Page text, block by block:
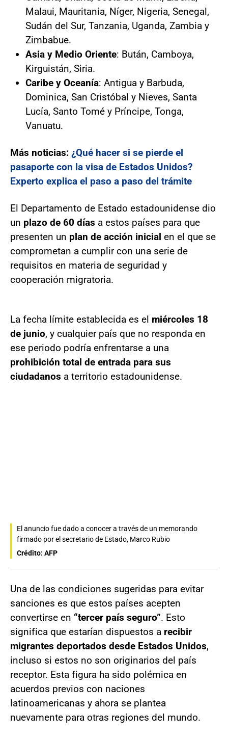
Malaui, Mauritania, Níger, Nigeria, Senegal,
Sudán del Sur, Tanzania, Uganda, Zambia y
Zimbabue.
Asia y Medio Oriente: Bután, Camboya,
Kirguistán, Siria.
Caribe y Oceanía: Antigua y Barbuda,
Dominica, San Cristóbal y Nieves, Santa
Lucía, Santo Tomé y Príncipe, Tonga,
Vanuatu.
Más noticias: ¿Qué hacer si se pierde el
pasaporte con la visa de Estados Unidos?
Experto explica el paso a paso del trámite
El Departamento de Estado estadounidense dio
un plazo de 60 días a estos países para que
presenten un plan de acción inicial en el que se
comprometan a cumplir con una serie de
requisitos en materia de seguridad y
cooperación migratoria.
La fecha límite establecida es el miércoles 18
de junio, y cualquier país que no responda en
ese periodo podría enfrentarse a una
prohibición total de entrada para sus
ciudadanos a territorio estadounidense.
El anuncio fue dado a conocer a través de un memorando
firmado por el secretario de Estado, Marco Rubio
Crédito: AFP
Una de las condiciones sugeridas para evitar
sanciones es que estos países acepten
convertirse en “tercer país seguro”. Esto
significa que estarían dispuestos a recibir
migrantes deportados desde Estados Unidos,
incluso si estos no son originarios del país
receptor. Esta figura ha sido polémica en
acuerdos previos con naciones
latinoamericanas y ahora se plantea
nuevamente para otras regiones del mundo.